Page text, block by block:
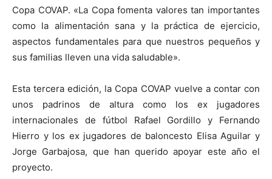
Copa COVAP. «La Copa fomenta valores tan importantes
como la alimentación sana y la práctica de ejercicio,
aspectos fundamentales para que nuestros pequeños y
sus familias lleven una vida saludable».
Esta tercera edición, la Copa COVAP vuelve a contar con
unos padrinos de altura como los ex jugadores
internacionales de fútbol Rafael Gordillo y Fernando
Hierro y los ex jugadores de baloncesto Elisa Aguilar y
Jorge Garbajosa, que han querido apoyar este año el
proyecto.